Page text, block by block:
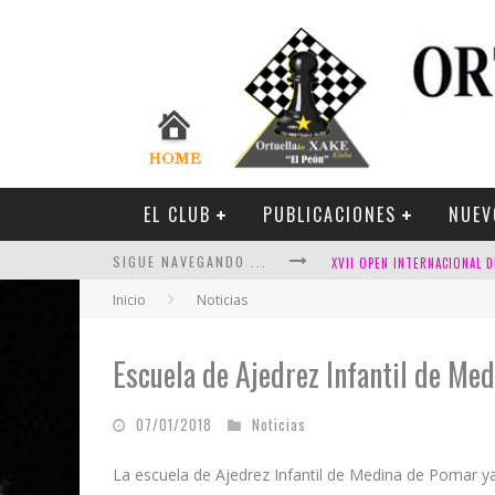
EL CLUB PUBLICACIONES
SIGUE NAVEGANDO ...
FESTIVAL DE AJEDREZ DE
Inicio Noticias
Escuela de Ajedrez Infantil de
07/01/2018 Noticias
La escuela de Ajedrez Infantil de Medina de Pomar